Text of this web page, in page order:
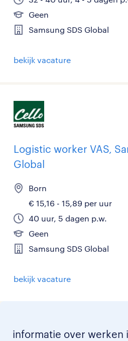
Geen
Samsung SDS Global
bekijk vacature
Logistic worker VAS,
Global
Born
€ 15,16 - 15,89 per uur
40 uur, 5 dagen p.w.
Geen
Samsung SDS Global
bekijk vacature
informatie over werken